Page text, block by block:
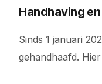
Handhaving
Sinds 1 januari
gehandhaafd.